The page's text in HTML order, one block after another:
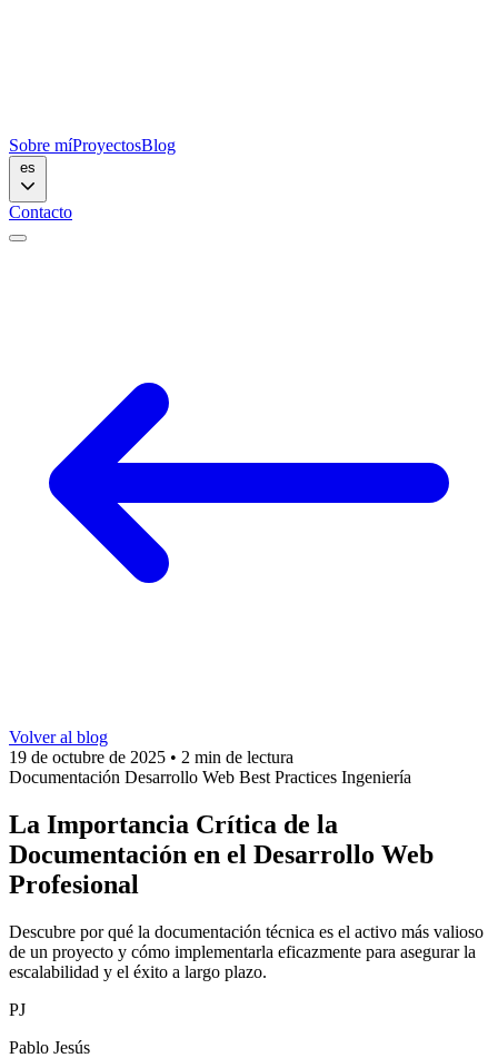
Sobre míProyectosBlog
Contacto
Volver al blog
19 de octubre de 2025 • 2 min de lectura
Documentación Desarrollo Web Best Practices Ingeniería
La Importancia Crítica de la
Documentación en el Desarrollo Web
Profesional
Descubre por qué la documentación técnica es el activo más valioso
de un proyecto y cómo implementarla eficazmente para asegurar la
escalabilidad y el éxito a largo plazo.
PJ
Pablo Jesús